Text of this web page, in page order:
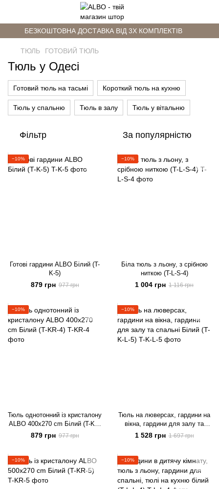
БЕЗКОШТОВНА ДОСТАВКА ВІД 3Х КОМПЛЕКТІВ
ТЮЛЬ ГОТОВИЙ ТЮЛЬ
Тюль у Одесі
Готовий тюль на тасьмі Короткий тюль на кухню
Тюль у спальню Тюль в залу Тюль у вітальню
Фільтр За популярністю
−10%
Готові гардини ALBO Білий (T-
K-5)
879 грн 977 грн
−10%
Біла тюль з льону, з срібною
ниткою (T-L-S-4)
1 004 грн 1 116 грн
−10%
Тюль однотонний із кристалону
ALBO 400x270 cm Білий (T-KR-
4)
879 грн 977 грн
−10%
Тюль на люверсах, гардини на
вікна, гардини для залу та
спальні Білий (T-K-L-5)
1 528 грн 1 697 грн
−10% −10%